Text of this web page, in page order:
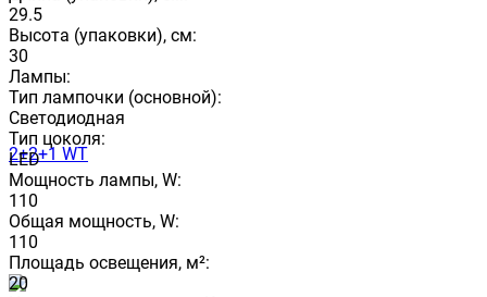
29.5
Высота (упаковки), см:
30
Лампы:
Тип лампочки (основной):
Светодиодная
Тип цоколя:
LED
Мощность лампы, W:
110
Общая мощность, W:
110
Площадь освещения, м²:
20